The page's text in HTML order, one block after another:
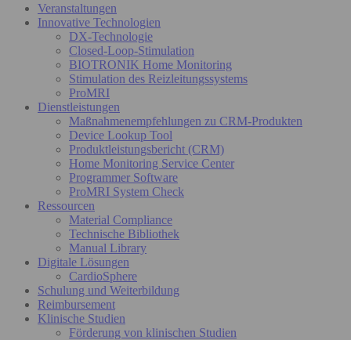
Veranstaltungen
Innovative Technologien
DX-Technologie
Closed-Loop-Stimulation
BIOTRONIK Home Monitoring
Stimulation des Reizleitungssystems
ProMRI
Dienstleistungen
Maßnahmenempfehlungen zu CRM-Produkten
Device Lookup Tool
Produktleistungsbericht (CRM)
Home Monitoring Service Center
Programmer Software
ProMRI System Check
Ressourcen
Material Compliance
Technische Bibliothek
Manual Library
Digitale Lösungen
CardioSphere
Schulung und Weiterbildung
Reimbursement
Klinische Studien
Förderung von klinischen Studien